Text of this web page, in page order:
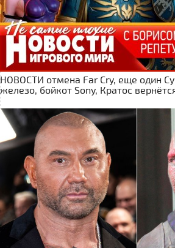
НОВОСТИ отмена Far Cry, еще один
железо, бойкот Sony, Кратос